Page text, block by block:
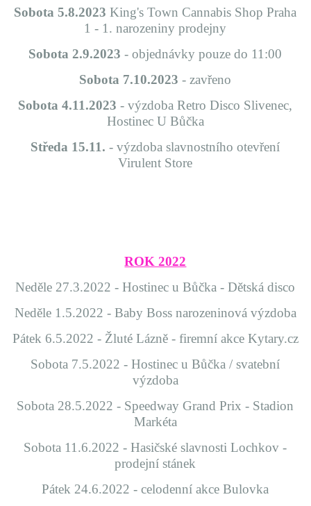
Sobota 5.8.2023 King's Town Cannabis Shop Praha
1 - 1. narozeniny prodejny
Sobota 2.9.2023 - objednávky pouze do 11:00
Sobota 7.10.2023 - zavřeno
Sobota 4.11.2023 - výzdoba Retro Disco Slivenec,
Hostinec U Bůčka
Středa 15.11. - výzdoba slavnostního otevření
Virulent Store
ROK 2022
Neděle 27.3.2022 - Hostinec u Bůčka - Dětská disco
Neděle 1.5.2022 - Baby Boss narozeninová výzdoba
Pátek 6.5.2022 - Žluté Lázně - firemní akce Kytary.cz
Sobota 7.5.2022 - Hostinec u Bůčka / svatební
výzdoba
Sobota 28.5.2022 - Speedway Grand Prix - Stadion
Markéta
Sobota 11.6.2022 - Hasičské slavnosti Lochkov -
prodejní stánek
Pátek 24.6.2022 - celodenní akce Bulovka